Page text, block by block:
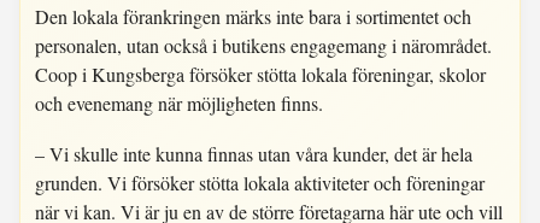
Den lokala förankringen märks inte bara i sortimentet och
personalen, utan också i butikens engagemang i närområdet.
Coop i Kungsberga försöker stötta lokala föreningar, skolor
och evenemang när möjligheten finns.
– Vi skulle inte kunna finnas utan våra kunder, det är hela
grunden. Vi försöker stötta lokala aktiviteter och föreningar
när vi kan. Vi är ju en av de större företagarna här ute och vill